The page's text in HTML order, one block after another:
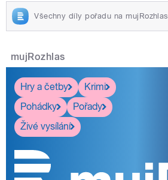
Všechny díly pořadu na mujRozhlas
mujRozhlas
Hry a četby
Krimi
Pohádky
Pořady
Živé vysílání